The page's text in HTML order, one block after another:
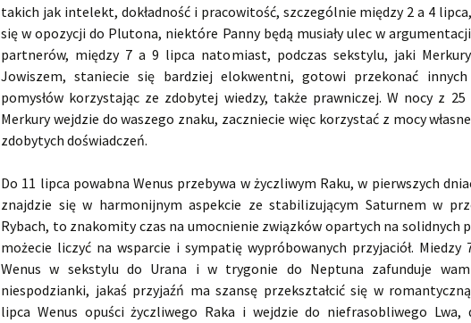
takich jak intelekt, dokładność i pracowitość, szczególnie między 2 a 4
się w opozycji do Plutona, niektóre Panny będą musiały ulec w
partnerów, między 7 a 9 lipca natomiast, podczas sekstylu, jaki
Jowiszem, staniecie się bardziej elokwentni, gotowi przekonać
pomysłów korzystając ze zdobytej wiedzy, także prawniczej. W nocy z
Merkury wejdzie do waszego znaku, zaczniecie więc korzystać z mocy
zdobytych doświadczeń.
Do 11 lipca powabna Wenus przebywa w życzliwym Raku, w pierwszych
znajdzie się w harmonijnym aspekcie ze stabilizującym Saturnem w
Rybach, to znakomity czas na umocnienie związków opartych na solidnych
możecie liczyć na wsparcie i sympatię wypróbowanych przyjaciół. Miedzy
Wenus w sekstylu do Urana i w trygonie do Neptuna zafunduje wam
niespodzianki, jakaś przyjaźń ma szansę przekształcić się w
lipca Wenus opuści życzliwego Raka i wejdzie do niefrasobliwego Lwa,